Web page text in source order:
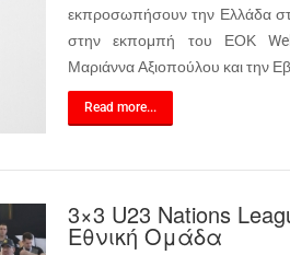
εκπροσωπήσουν την Ελλάδα
στην εκπομπή του ΕΟΚ
Μαριάννα Αξιοπούλου και την
Read more...
3×3 U23 Nations
Εθνική Ομάδα